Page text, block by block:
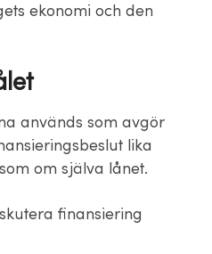
ekonomi och den
används som avgör
lika
om själva lånet.
finansiering